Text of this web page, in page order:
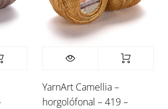
YarnArt Camellia –
horgolófonal – 419 –